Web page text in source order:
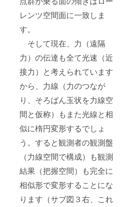
レンツ空間面に一致しま
す。
そして現在、力（遠隔
力）の伝達も全て光速（近
接力）と考えられています
から、力線（力のつなが
り、そろばん玉状を力線空
間と仮称）もまた光線と相
似に楕円変形するでしょ
う。すると観測者の観測盤
（力線空間で構成）も観測
結果（把握空間）も完全に
相似形で変形することにな
ります（サブ図３右、これ